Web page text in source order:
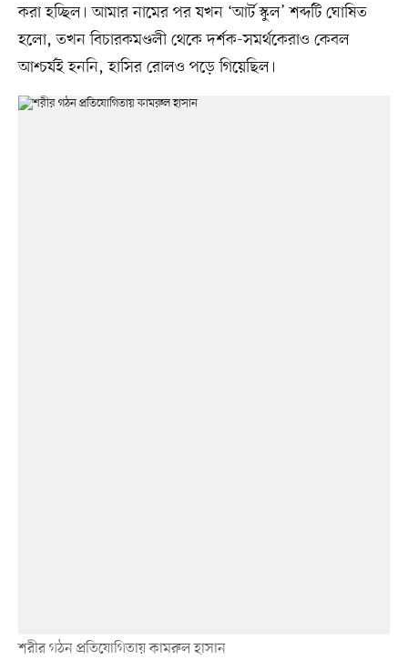
করা হচ্ছিল। আমার নামের পর যখন ‘আর্ট স্কুল’ শব্দটি ঘোষিত
হলো, তখন বিচারকমণ্ডলী থেকে দর্শক-সমর্থকেরাও কেবল
আশ্চর্যই হননি, হাসির রোলও পড়ে গিয়েছিল।
শরীর গঠন প্রতিযোগিতায় কামরুল হাসান